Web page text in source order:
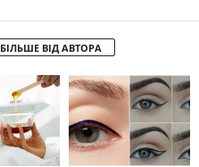
БІЛЬШЕ ВІД АВТОРА